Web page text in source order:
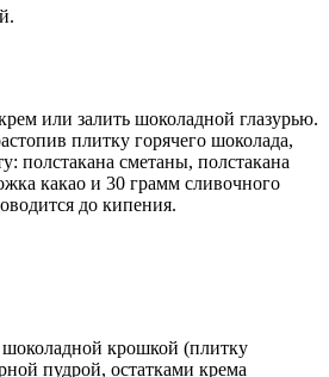
или залить шоколадной глазурью.
плитку горячего шоколада,
полстакана сметаны, полстакана
какао и 30 грамм сливочного
до кипения.
крошкой (плитку
пудрой, остатками крема